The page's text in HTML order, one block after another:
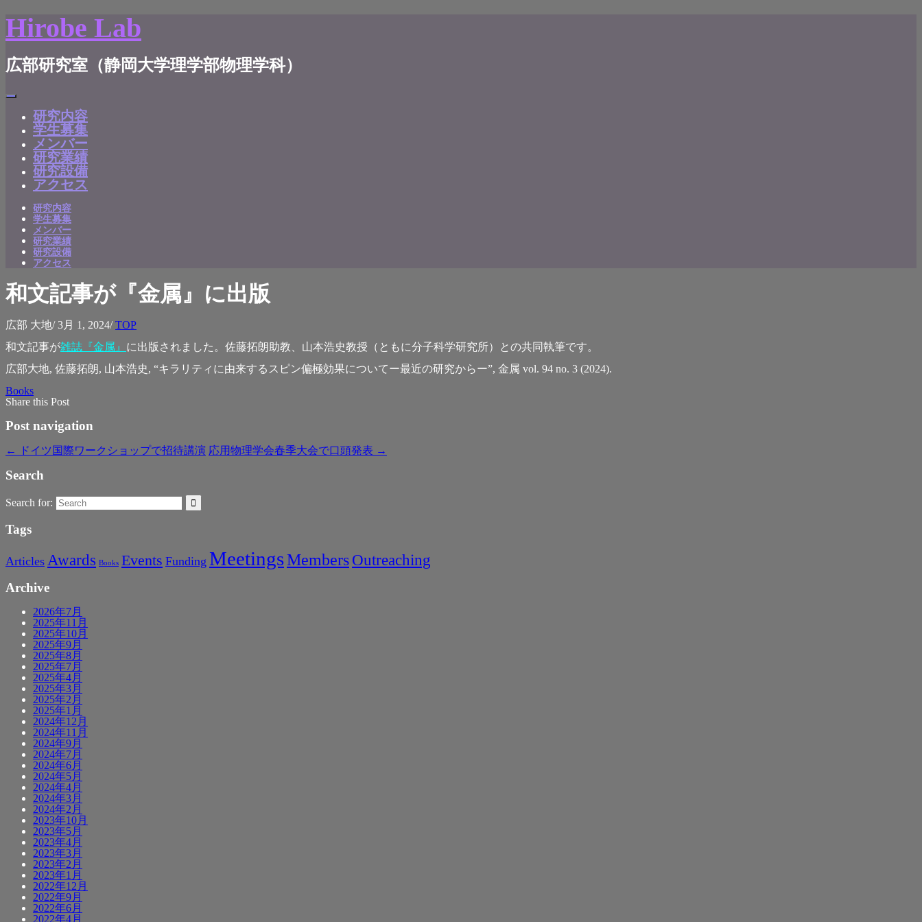
Hirobe Lab
広部研究室（静岡大学理学部物理学科）
研究内容
学生募集
メンバー
研究業績
研究設備
アクセス
研究内容
学生募集
メンバー
研究業績
研究設備
アクセス
和文記事が『金属』に出版
広部 大地/ 3月 1, 2024/ TOP
和文記事が雑誌『金属』 に出版されました。佐藤拓朗助教、山本浩史教授（ともに分子科学研究所）との共同執筆です。
広部大地, 佐藤拓朗, 山本浩史, “キラリティに由来するスピン偏極効果についてー最近の研究からー”, 金属 vol. 94 no. 3 (2024).
Books
Share this Post
Post navigation
← ドイツ国際ワークショップで招待講演 応用物理学会春季大会で口頭発表 →
Search
Search for:
Tags
Articles Awards Books Events Funding MeetingsMembers Outreaching
Archive
2026年7月
2025年11月
2025年10月
2025年9月
2025年8月
2025年7月
2025年4月
2025年3月
2025年2月
2025年1月
2024年12月
2024年11月
2024年9月
2024年7月
2024年6月
2024年5月
2024年4月
2024年3月
2024年2月
2023年10月
2023年5月
2023年4月
2023年3月
2023年2月
2023年1月
2022年12月
2022年9月
2022年6月
2022年4月